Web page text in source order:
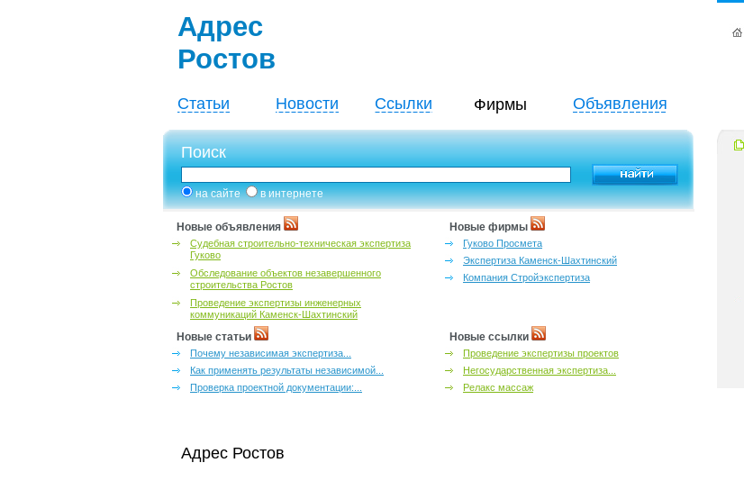
Адрес
Ростов
Статьи Новости Ссылки Фирмы Объявления
Поиск
на сайте в интернете
Новые объявления
Судебная строительно-техническая экспертиза
Гуково
Обследование объектов незавершенного
строительства Ростов
Проведение экспертизы инженерных
коммуникаций Каменск-Шахтинский
Новые фирмы
Гуково Просмета
Экспертиза Каменск-Шахтинский
Компания Стройэкспертиза
Новые статьи
Почему независимая экспертиза...
Как применять результаты независимой...
Проверка проектной документации:...
Новые ссылки
Проведение экспертизы проектов
Негосударственная экспертиза...
Релакс массаж
Адрес Ростов